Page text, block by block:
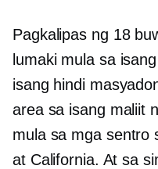
Pagkalipas ng 18
lumaki mula sa
isang hindi
area sa isang maliit
mula sa mga sentro
at California. At sa